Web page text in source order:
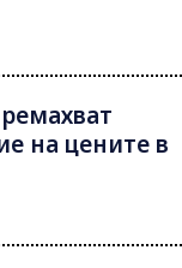
на цените в